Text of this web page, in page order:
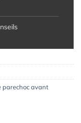
parechoc avant